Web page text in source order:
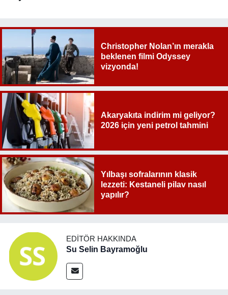
Christopher Nolan’ın merakla
beklenen filmi Odyssey
vizyonda!
Akaryakıta indirim mi geliyor?
2026 için yeni petrol tahmini
Yılbaşı sofralarının klasik
lezzeti: Kestaneli pilav nasıl
yapılır?
EDITÖR HAKKINDA
Su Selin Bayramoğlu